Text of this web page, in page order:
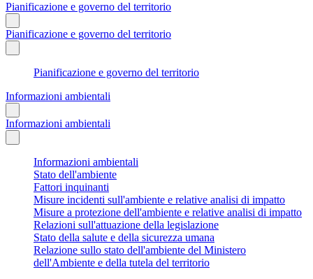
Pianificazione e governo del territorio
Pianificazione e governo del territorio
Pianificazione e governo del territorio
Informazioni ambientali
Informazioni ambientali
Informazioni ambientali
Stato dell'ambiente
Fattori inquinanti
Misure incidenti sull'ambiente e relative analisi di impatto
Misure a protezione dell'ambiente e relative analisi di impatto
Relazioni sull'attuazione della legislazione
Stato della salute e della sicurezza umana
Relazione sullo stato dell'ambiente del Ministero
dell'Ambiente e della tutela del territorio